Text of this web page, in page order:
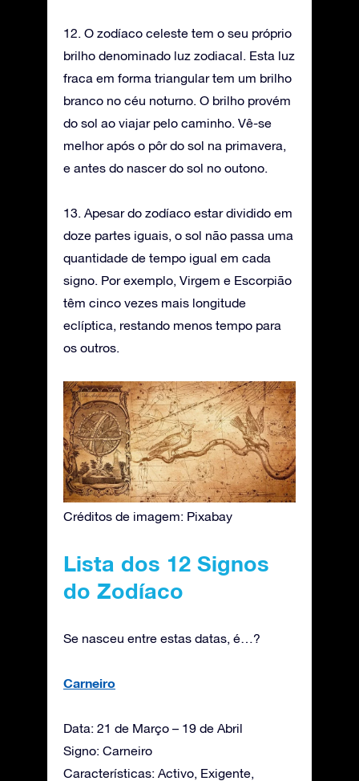
12. O zodíaco celeste tem o seu próprio
brilho denominado luz zodiacal. Esta luz
fraca em forma triangular tem um brilho
branco no céu noturno. O brilho provém
do sol ao viajar pelo caminho. Vê-se
melhor após o pôr do sol na primavera,
e antes do nascer do sol no outono.
13. Apesar do zodíaco estar dividido em
doze partes iguais, o sol não passa uma
quantidade de tempo igual em cada
signo. Por exemplo, Virgem e Escorpião
têm cinco vezes mais longitude
eclíptica, restando menos tempo para
os outros.
Créditos de imagem: Pixabay
Lista dos 12 Signos
do Zodíaco
Se nasceu entre estas datas, é…?
Carneiro
Data: 21 de Março – 19 de Abril
Signo: Carneiro
Características: Activo, Exigente,